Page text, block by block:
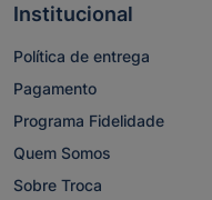
Institucional
Política de entrega
Pagamento
Programa Fidelidade
Quem Somos
Sobre Troca